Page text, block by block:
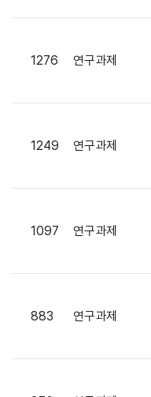
1276 연구과제
1249 연구과제
1097 연구과제
883 연구과제